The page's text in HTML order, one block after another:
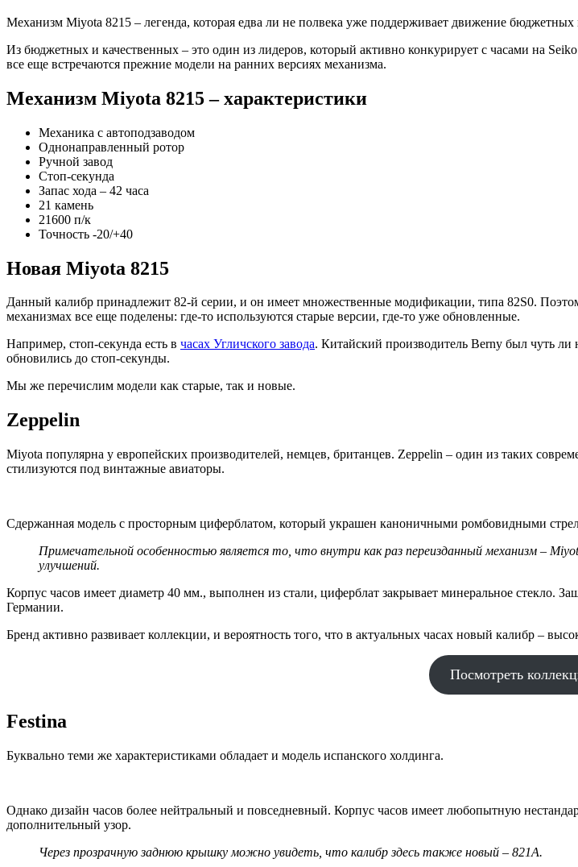
Механизм Miyota 8215 – легенда, которая едва ли не полвека уже поддерживает движение бюджетных
Из бюджетных и качественных – это один из лидеров, который активно конкурирует с часами на
все еще встречаются прежние модели на ранних версиях механизма.
Механизм Miyota 8215 – характеристики
Механика с автоподзаводом
Однонаправленный ротор
Ручной завод
Стоп-секунда
Запас хода – 42 часа
21 камень
21600 п/к
Точность -20/+40
Новая Miyota 8215
Данный калибр принадлежит 82-й серии, и он имеет множественные модификации, типа 82S0.
механизмах все еще поделены: где-то используются старые версии, где-то уже обновленные.
Например, стоп-секунда есть в часах Угличского завода. Китайский производитель Berny был чуть
обновились до стоп-секунды.
Мы же перечислим модели как старые, так и новые.
Zeppelin
Miyota популярна у европейских производителей, немцев, британцев. Zeppelin – один из таких
стилизуются под винтажные авиаторы.
Сдержанная модель с просторным циферблатом, который украшен каноничными ромбовидными
Примечательной особенностью является то, что внутри как раз переизданный механизм – Miyota 821A. Это калибр 2009 года, который получил несколько косметических
улучшений.
Корпус часов имеет диаметр 40 мм., выполнен из стали, циферблат закрывает минеральное стекло.
Германии.
Бренд активно развивает коллекции, и вероятность того, что в актуальных часах новый калибр –
Посмотреть
Festina
Буквально теми же характеристиками обладает и модель испанского холдинга.
Однако дизайн часов более нейтральный и повседневный. Корпус часов имеет любопытную
дополнительный узор.
Через прозрачную заднюю крышку можно увидеть, что калибр здесь также новый – 821A.